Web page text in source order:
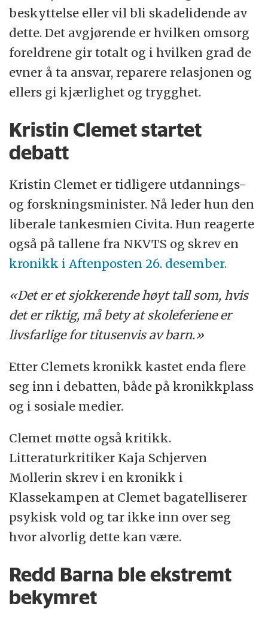
beskyttelse eller vil bli skadelidende av
dette. Det avgjørende er hvilken omsorg
foreldrene gir totalt og i hvilken grad de
evner å ta ansvar, reparere relasjonen og
ellers gi kjærlighet og trygghet.
Kristin Clemet startet
debatt
Kristin Clemet er tidligere utdannings-
og forskningsminister. Nå leder hun den
liberale tankesmien Civita. Hun reagerte
også på tallene fra NKVTS og skrev en
kronikk i Aftenposten 26. desember.
«Det er et sjokkerende høyt tall som, hvis
det er riktig, må bety at skoleferiene er
livsfarlige for titusenvis av barn.»
Etter Clemets kronikk kastet enda flere
seg inn i debatten, både på kronikkplass
og i sosiale medier.
Clemet møtte også kritikk.
Litteraturkritiker Kaja Schjerven
Mollerin skrev i en kronikk i
Klassekampen at Clemet bagatelliserer
psykisk vold og tar ikke inn over seg
hvor alvorlig dette kan være.
Redd Barna ble ekstremt
bekymret